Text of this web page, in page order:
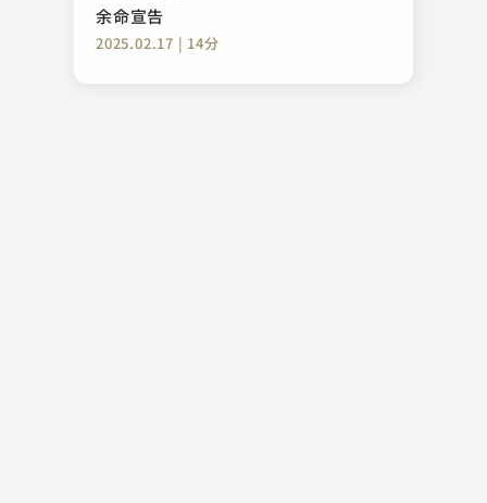
余命宣告
2025.02.17 | 14分
2023.10.07 | 27分